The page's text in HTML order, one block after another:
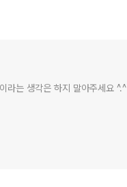
라는 생각은 하지 말아주세요 ^.^